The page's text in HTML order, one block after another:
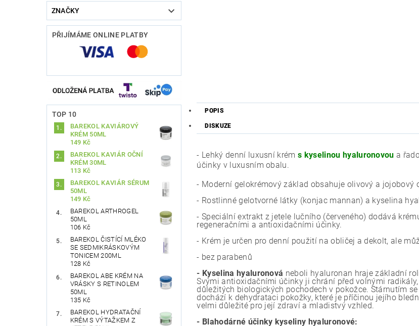
ZNAČKY
PŘIJÍMÁME ONLINE PLATBY
TOP 10
BAREKOL KAVIÁROVÝ
KRÉM 50ML
149 Kč
BAREKOL KAVIÁR OČNÍ
KRÉM 30ML
113 Kč
BAREKOL KAVIÁR SÉRUM
50ML
149 Kč
BAREKOL ARTHROGEL
50ML
106 Kč
BAREKOL ČISTÍCÍ MLÉKO
SE SEDMIKRÁSKOVÝM
TONICEM 200ML
128 Kč
BAREKOL ABE KRÉM NA
VRÁSKY S RETINOLEM
50ML
135 Kč
BAREKOL HYDRATAČNÍ
KRÉM S VÝTAŽKEM Z
POPIS
DISKUZE
- Lehký denní luxusní krém s kyselinou hyaluronovoua
účinky v luxusním obalu.
- Moderní gelokrémový základ obsahuje olivový a jojobový
- Rostlinné gelotvorné látky (konjac mannan) a kyselina
- Speciální extrakt z jetele lučního (červeného) dodává
regeneračními a antioxidačními účinky.
- Krém je určen pro denní použití na obličej a dekolt, ale
- bez parabenů
- Kyselina hyaluronová neboli hyaluronan hraje základní
Svými antioxidačními účinky ji chrání před volnými
důležitých biologických pochodech v pokožce. Stárnutím
dochází k dehydrataci pokožky, které je příčinou jejího
velmi důležité pro její zdraví a mladistvý vzhled.
- Blahodárné účinky kyseliny hyaluronové: